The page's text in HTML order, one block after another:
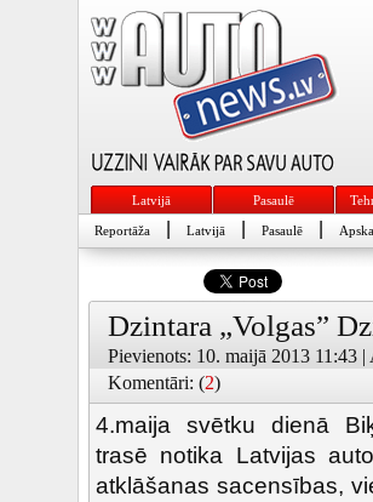
Latvijā Pasaulē
Reportāža
Latvijā Pasaulē
Dzintara „Volgas”
Pievienots: 10. maijā 2013
Komentāri: (2)
4.maija svētku dienā
trasē notika Latvijas
atklāšanas sacensības,